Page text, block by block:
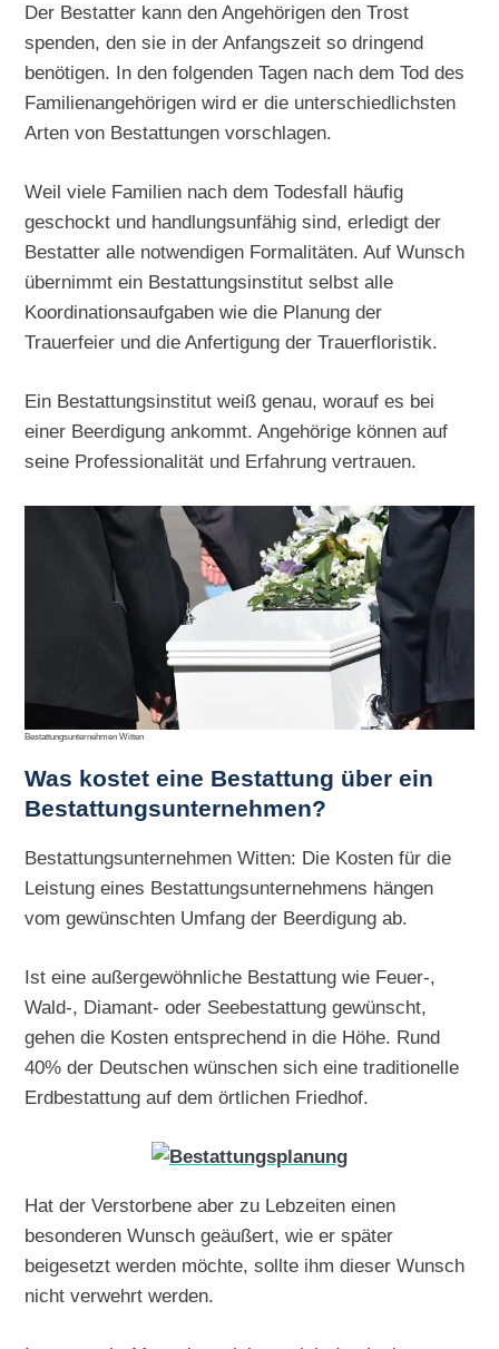
Der Bestatter kann den Angehörigen den Trost
spenden, den sie in der Anfangszeit so dringend
benötigen. In den folgenden Tagen nach dem Tod des
Familienangehörigen wird er die unterschiedlichsten
Arten von Bestattungen vorschlagen.
Weil viele Familien nach dem Todesfall häufig
geschockt und handlungsunfähig sind, erledigt der
Bestatter alle notwendigen Formalitäten. Auf Wunsch
übernimmt ein Bestattungsinstitut selbst alle
Koordinationsaufgaben wie die Planung der
Trauerfeier und die Anfertigung der Trauerfloristik.
Ein Bestattungsinstitut weiß genau, worauf es bei
einer Beerdigung ankommt. Angehörige können auf
seine Professionalität und Erfahrung vertrauen.
Bestattungsunternehmen Witten
Was kostet eine Bestattung über ein
Bestattungsunternehmen?
Bestattungsunternehmen Witten: Die Kosten für die
Leistung eines Bestattungsunternehmens hängen
vom gewünschten Umfang der Beerdigung ab.
Ist eine außergewöhnliche Bestattung wie Feuer-,
Wald-, Diamant- oder Seebestattung gewünscht,
gehen die Kosten entsprechend in die Höhe. Rund
40% der Deutschen wünschen sich eine traditionelle
Erdbestattung auf dem örtlichen Friedhof.
Hat der Verstorbene aber zu Lebzeiten einen
besonderen Wunsch geäußert, wie er später
beigesetzt werden möchte, sollte ihm dieser Wunsch
nicht verwehrt werden.